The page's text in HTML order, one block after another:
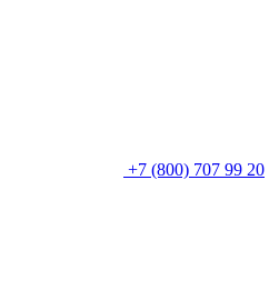
+7 (800) 707 99 20